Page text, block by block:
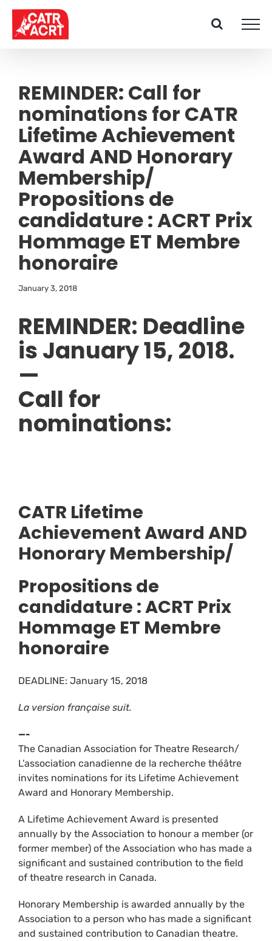
Skip
content
REMINDER: Call for
nominations for CATR
Lifetime Achievement
Award AND Honorary
Membership/
Propositions de
candidature : ACRT Prix
Hommage ET Membre
honoraire
January 3, 2018
REMINDER: Deadline
is January 15, 2018.
—
Call for
nominations:
CATR Lifetime
Achievement Award AND
Honorary Membership/
Propositions de
candidature : ACRT Prix
Hommage ET Membre
honoraire
DEADLINE: January 15, 2018
La version française suit.
—-
The Canadian Association for Theatre Research/
L’association canadienne de la recherche théâtre
invites nominations for its Lifetime Achievement
Award and Honorary Membership.
A Lifetime Achievement Award is presented
annually by the Association to honour a member (or
former member) of the Association who has made a
significant and sustained contribution to the field
of theatre research in Canada.
Honorary Membership is awarded annually by the
Association to a person who has made a significant
and sustained contribution to Canadian theatre.